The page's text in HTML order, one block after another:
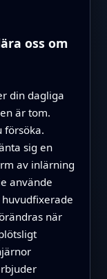
oss om
din dagliga
är tom.
försöka.
sig en
av inlärning
använde
när